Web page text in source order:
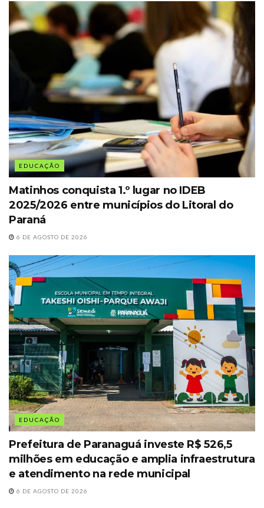
EDUCAÇÃO
Matinhos conquista 1.º lugar no IDEB
2025/2026 entre municípios do Litoral do
Paraná
6 DE AGOSTO DE 2026
EDUCAÇÃO
Prefeitura de Paranaguá investe R$ 526,5
milhões em educação e amplia infraestrutura
e atendimento na rede municipal
6 DE AGOSTO DE 2026